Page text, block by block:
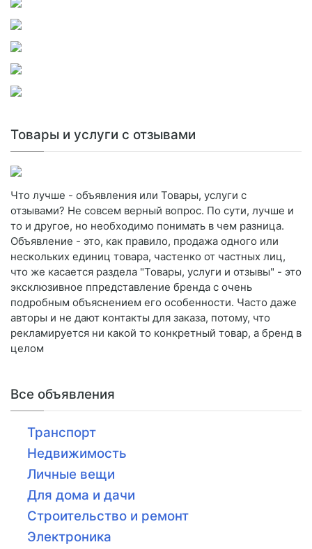
Товары и услуги с отзывами
Что лучше - объявления или Товары, услуги с
отзывами? Не совсем верный вопрос. По сути, лучше и
то и другое, но необходимо понимать в чем разница.
Объявление - это, как правило, продажа одного или
нескольких единиц товара, частенко от частных лиц,
что же касается раздела "Товары, услуги и отзывы" - это
эксклюзивное ппредставление бренда с очень
подробным объяснением его особенности. Часто даже
авторы и не дают контакты для заказа, потому, что
рекламируется ни какой то конкретный товар, а бренд в
целом
Все объявления
Транспорт
Недвижимость
Личные вещи
Для дома и дачи
Строительство и ремонт
Электроника